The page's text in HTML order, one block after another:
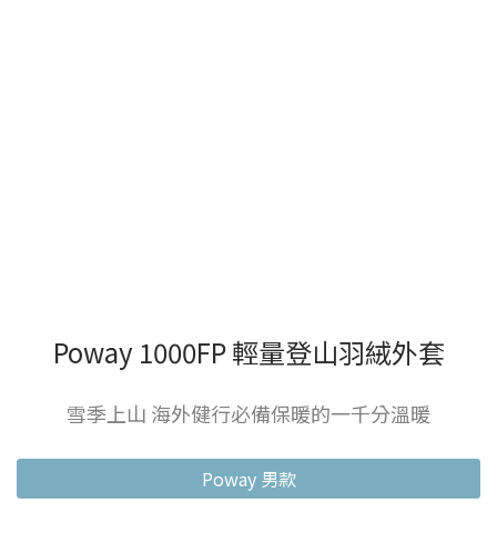
Poway 1000FP 輕量登山羽絨外套
雪季上山 海外健行必備保暖的一千分溫暖
Poway 男款